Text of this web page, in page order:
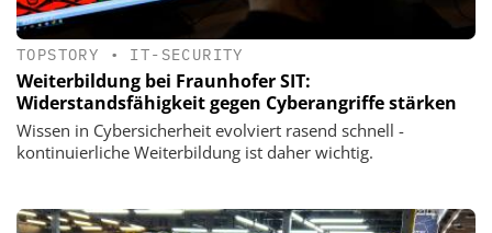
TOPSTORY • IT-SECURITY
Weiterbildung bei Fraunhofer SIT:
Widerstandsfähigkeit gegen Cyberangriffe stärken
Wissen in Cybersicherheit evolviert rasend schnell -
kontinuierliche Weiterbildung ist daher wichtig.